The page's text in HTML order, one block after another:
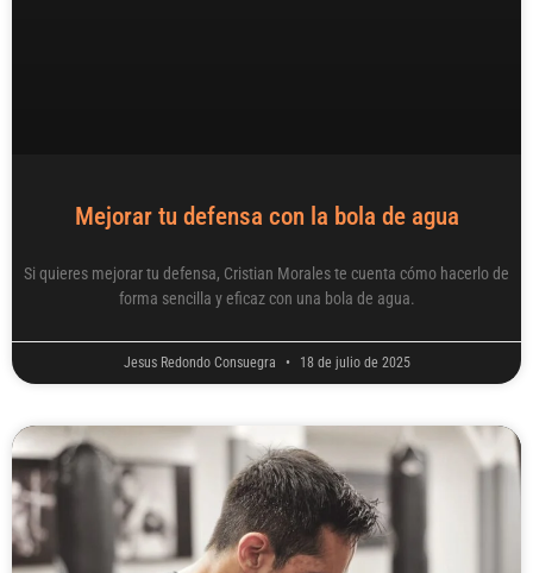
Mejorar tu defensa con la bola de agua
Si quieres mejorar tu defensa, Cristian Morales te cuenta cómo hacerlo de
forma sencilla y eficaz con una bola de agua.
Jesus Redondo Consuegra 18 de julio de 2025